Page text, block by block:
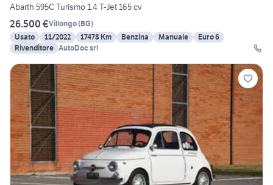
Abarth 595C Turismo 1.4 T-Jet 165 cv
26.500 €Villongo(BG)
Usato
11/2022 17478 Km Benzina Manuale
Euro 6
Rivenditore AutoDoc srl